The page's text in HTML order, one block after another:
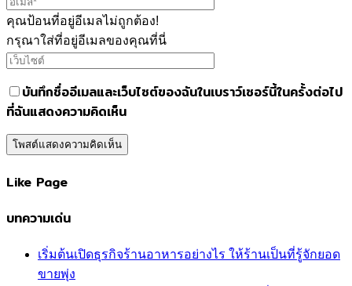
คุณป้อนที่อยู่อีเมลไม่ถูกต้อง!
กรุณาใส่ที่อยู่อีเมลของคุณที่นี่
บันทึกชื่ออีเมลและเว็บไซต์ของฉันในเบราว์เซอร์นี้ในครั้งต่อไป
ที่ฉันแสดงความคิดเห็น
Like Page
บทความเด่น
เริ่มต้นเปิดธุรกิจร้านอาหารอย่างไร ให้ร้านเป็นที่รู้จักยอด
ขายพุ่ง